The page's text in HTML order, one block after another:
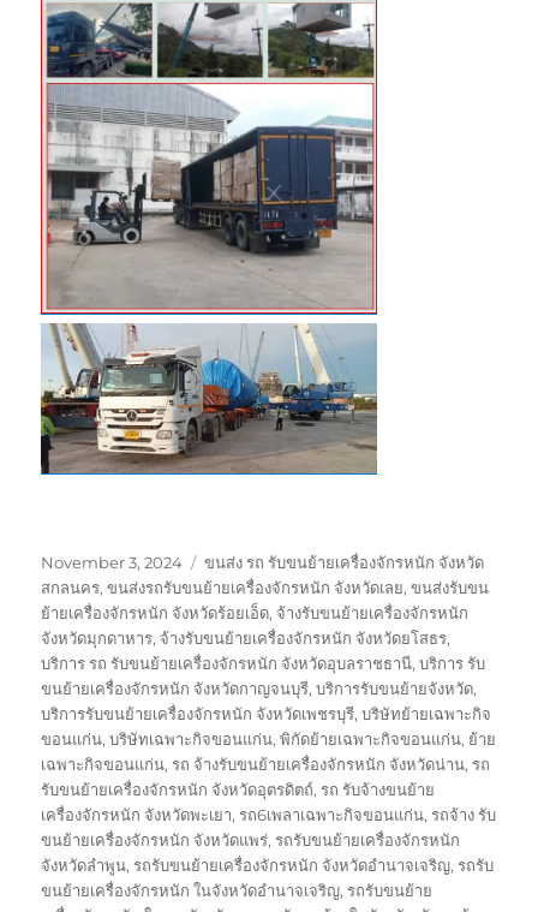
Posted
on
November 3, 2024 Tags
ขนส่ง รถ รับขนย้ายเครื่องจักรหนัก จังหวัด
สกลนคร,ขนส่งรถรับขนย้ายเครื่องจักรหนัก จังหวัดเลย,ขนส่งรับขน
ย้ายเครื่องจักรหนัก จังหวัดร้อยเอ็ด, จ้างรับขนย้ายเครื่องจักรหนัก
จังหวัดมุกดาหาร, จ้างรับขนย้ายเครื่องจักรหนัก จังหวัดยโสธร,
บริการ รถ รับขนย้ายเครื่องจักรหนัก จังหวัดอุบลราชธานี,บริการ รับ
ขนย้ายเครื่องจักรหนัก จังหวัดกาญจนบุรี,บริการรับขนย้ายจังหวัด,
บริการรับขนย้ายเครื่องจักรหนัก จังหวัดเพชรบุรี,บริษัทย้ายเฉพาะกิจ
ขอนแก่น,บริษัทเฉพาะกิจขอนแก่น,พิกัดย้ายเฉพาะกิจขอนแก่น, ย้าย
เฉพาะกิจขอนแก่น,รถ จ้างรับขนย้ายเครื่องจักรหนัก จังหวัดน่าน,รถ
รับขนย้ายเครื่องจักรหนัก จังหวัดอุตรดิตถ์,รถ รับจ้างขนย้าย
เครื่องจักรหนัก จังหวัดพะเยา,รถ6เพลาเฉพาะกิจขอนแก่น,รถจ้าง รับ
ขนย้ายเครื่องจักรหนัก จังหวัดแพร่,รถรับขนย้ายเครื่องจักรหนัก
จังหวัดลำพูน,รถรับขนย้ายเครื่องจักรหนัก จังหวัดอำนาจเจริญ,รถรับ
ขนย้ายเครื่องจักรหนัก ในจังหวัดอำนาจเจริญ,รถรับขนย้าย